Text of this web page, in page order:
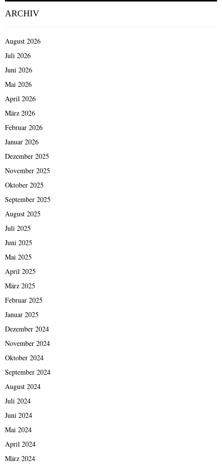
ARCHIV
August 2026
Juli 2026
Juni 2026
Mai 2026
April 2026
März 2026
Februar 2026
Januar 2026
Dezember 2025
November 2025
Oktober 2025
September 2025
August 2025
Juli 2025
Juni 2025
Mai 2025
April 2025
März 2025
Februar 2025
Januar 2025
Dezember 2024
November 2024
Oktober 2024
September 2024
August 2024
Juli 2024
Juni 2024
Mai 2024
April 2024
März 2024